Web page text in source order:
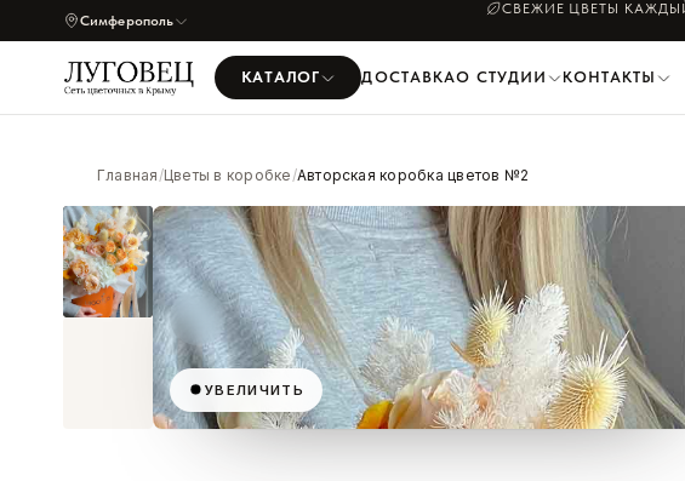
Симферополь
СВЕЖИЕ ЦВЕТЫ
КАТАЛОГ ДОСТАВКАО СТУДИИ КОНТАКТЫ
Главная/Цветы в коробке/Авторская коробка цветов №2
УВЕЛИЧИТЬ